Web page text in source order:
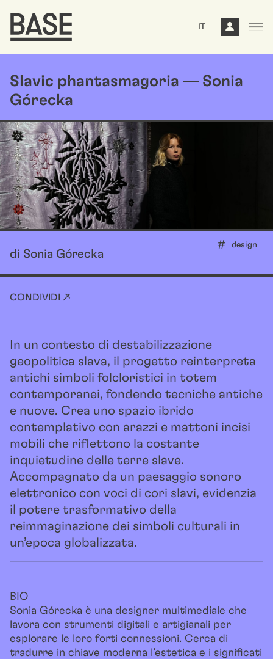
IT
Slavic phantasmagoria — Sonia
Górecka
di Sonia Górecka
design
CONDIVIDI ↗
In un contesto di destabilizzazione
geopolitica slava, il progetto reinterpreta
antichi simboli folcloristici in totem
contemporanei, fondendo tecniche antiche
e nuove. Crea uno spazio ibrido
contemplativo con arazzi e mattoni incisi
mobili che riflettono la costante
inquietudine delle terre slave.
Accompagnato da un paesaggio sonoro
elettronico con voci di cori slavi, evidenzia
il potere trasformativo della
reimmaginazione dei simboli culturali in
un’epoca globalizzata.
BIO
Sonia Górecka è una designer multimediale che
lavora con strumenti digitali e artigianali per
esplorare le loro forti connessioni. Cerca di
tradurre in chiave moderna l’estetica e i significati